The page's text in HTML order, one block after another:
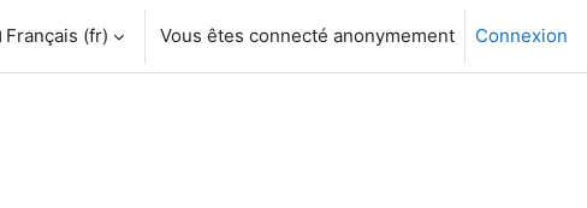
Français ‎(fr)‎ Vous êtes connecté anonymement Connexion